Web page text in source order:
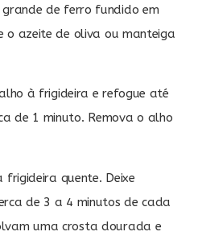
de ferro fundido em
o azeite de oliva ou manteiga
à frigideira e refogue até
de 1 minuto. Remova o alho
frigideira quente. Deixe
de 3 a 4 minutos de cada
uma crosta dourada e